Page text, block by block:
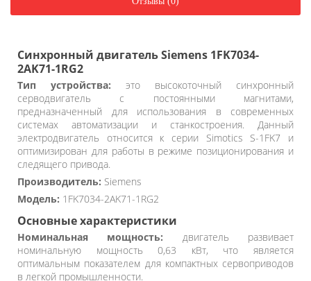
Синхронный двигатель Siemens 1FK7034-
2AK71-1RG2
Тип устройства: это высокоточный синхронный
серводвигатель с постоянными магнитами,
предназначенный для использования в современных
системах автоматизации и станкостроения. Данный
электродвигатель относится к серии Simotics S-1FK7 и
оптимизирован для работы в режиме позиционирования и
следящего привода.
Производитель: Siemens
Модель: 1FK7034-2AK71-1RG2
Основные характеристики
Номинальная мощность: двигатель развивает
номинальную мощность 0,63 кВт, что является
оптимальным показателем для компактных сервоприводов
в легкой промышленности.